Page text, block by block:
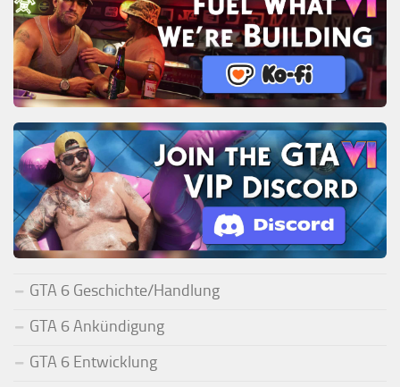
GTA 6 Geschichte/Handlung
GTA 6 Ankündigung
GTA 6 Entwicklung